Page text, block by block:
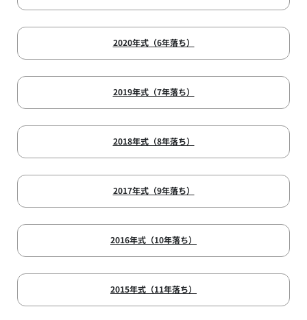
2020年式（6年落ち）
2019年式（7年落ち）
2018年式（8年落ち）
2017年式（9年落ち）
2016年式（10年落ち）
2015年式（11年落ち）